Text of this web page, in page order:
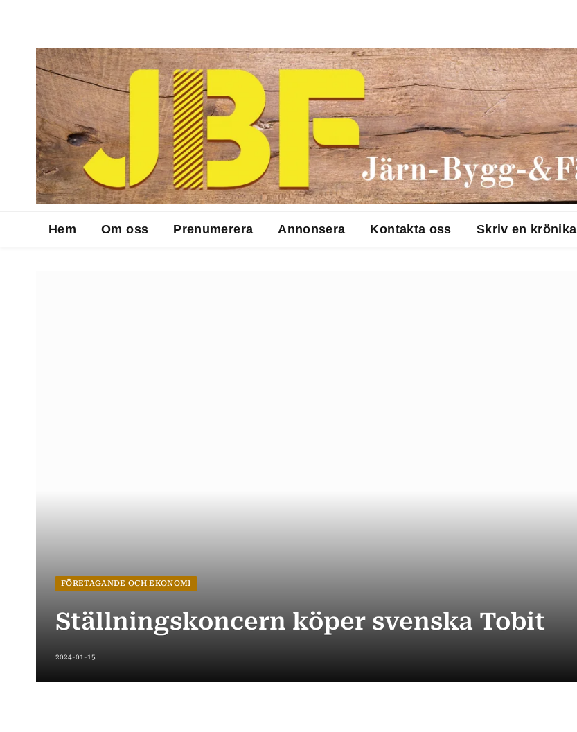
Hem Om oss Prenumerera Annonsera Kontakta oss Skriv en krönika
FÖRETAGANDE OCH EKONOMI
Ställningskoncern köper svenska Tobit
2024-01-15